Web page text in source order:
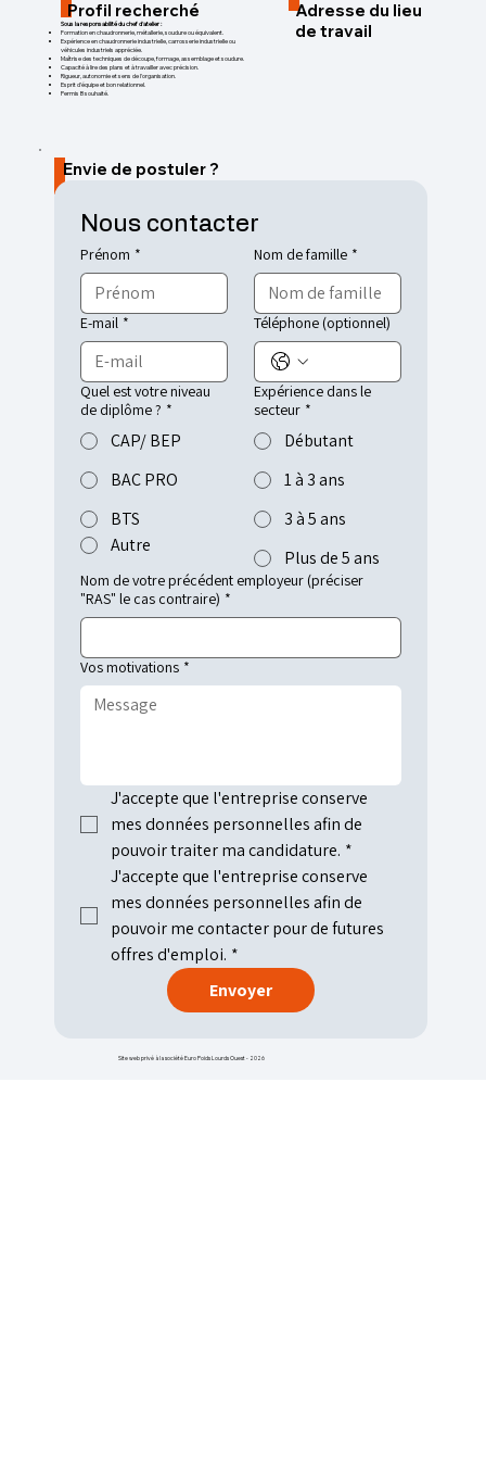
Profil recherché
Sous la responsabilité du chef d'atelier :
Formation en chaudronnerie, métallerie, soudure ou équivalent.
Expérience en chaudronnerie industrielle, carrosserie industrielle ou
véhicules industriels appréciée.
Maîtrise des techniques de découpe, formage, assemblage et soudure.
Capacité à lire des plans et à travailler avec précision.
Rigueur, autonomie et sens de l'organisation.
Esprit d'équipe et bon relationnel.
Permis B souhaité.
Adresse du lieu
de travail
Envie de postuler ?
Nous contacter
Prénom * Nom de famille *
E-mail * Téléphone (optionnel)
Quel est votre niveau
de diplôme ? *
CAP/ BEP
BAC PRO
BTS
Autre
Expérience dans le
secteur *
Débutant
1 à 3 ans
3 à 5 ans
Plus de 5 ans
Nom de votre précédent employeur (préciser
"RAS" le cas contraire) *
Vos motivations *
J'accepte que l'entreprise conserve
mes données personnelles afin de
pouvoir traiter ma candidature. *
J'accepte que l'entreprise conserve
mes données personnelles afin de
pouvoir me contacter pour de futures
offres d'emploi. *
Envoyer
Site web privé à la société Euro Poids Lourds Ouest - 2026